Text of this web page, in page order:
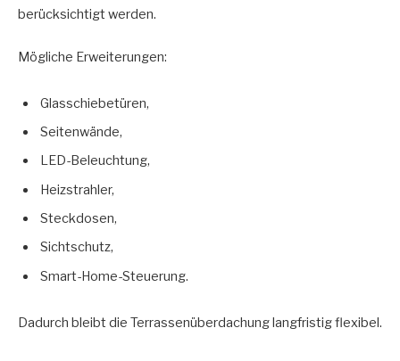
berücksichtigt werden.
Mögliche Erweiterungen:
Glasschiebetüren,
Seitenwände,
LED-Beleuchtung,
Heizstrahler,
Steckdosen,
Sichtschutz,
Smart-Home-Steuerung.
Dadurch bleibt die Terrassenüberdachung langfristig flexibel.